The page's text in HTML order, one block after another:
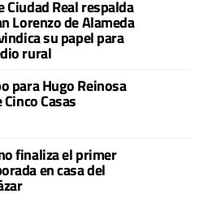
Ciudad Real respalda
Lorenzo de Alameda
su papel para
rural
para Hugo Reinosa
Casas
finaliza el primer
en casa del